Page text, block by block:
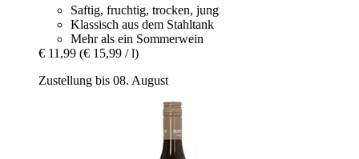
Saftig, fruchtig, trocken, jung
Klassisch aus dem Stahltank
Mehr als ein Sommerwein
€ 11,99 (€ 15,99 / l)
Zustellung bis 08. August